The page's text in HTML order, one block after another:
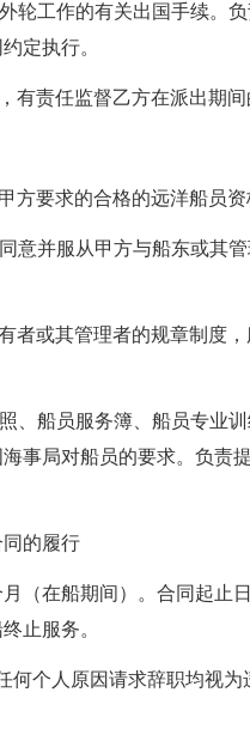
轮工作的有关出国手续。
定执行。
有责任监督乙方在派出期间
方要求的合格的远洋船员资
意并服从甲方与船东或其
者或其管理者的规章制度
、船员服务簿、船员专业
事局对船员的要求。负责
的履行
（在船期间）。合同起止
止服务。
何个人原因请求辞职均视